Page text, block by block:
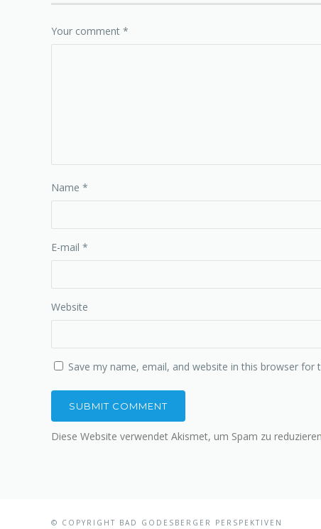
Your comment *
Name *
E-mail *
Website
Save my name, email, and website in this browser for
Diese Website verwendet Akismet, um Spam zu
© COPYRIGHT BAD GODESBERGER PERSPEKTIVEN